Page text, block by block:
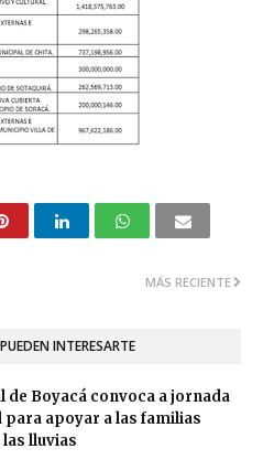
MÁS RECIENTE
INTERESARTE
de Boyacá convoca a jornada
para apoyar a las familias
lluvias